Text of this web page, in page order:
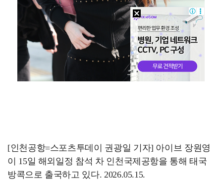
[인천공항=스포츠투데이 권광일 기자] 아이브 장원영
이 15일 해외일정 참석 차 인천국제공항을 통해 태국
방콕으로 출국하고 있다. 2026.05.15.